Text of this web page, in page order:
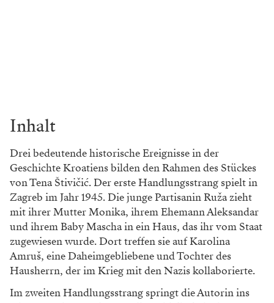
Inhalt
Drei bedeutende historische Ereignisse in der
Geschichte Kroatiens bilden den Rahmen des Stückes
von Tena Štivičić. Der erste Handlungsstrang spielt in
Zagreb im Jahr 1945. Die junge Partisanin Ruža zieht
mit ihrer Mutter Monika, ihrem Ehemann Aleksandar
und ihrem Baby Mascha in ein Haus, das ihr vom Staat
zugewiesen wurde. Dort treffen sie auf Karolina
Amruš, eine Daheimgebliebene und Tochter des
Hausherrn, der im Krieg mit den Nazis kollaborierte.
Im zweiten Handlungsstrang springt die Autorin ins